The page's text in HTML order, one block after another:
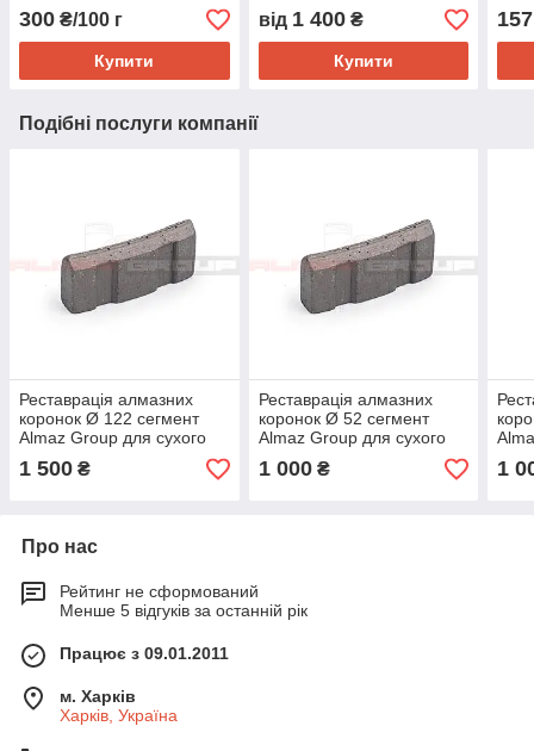
300 ₴/100 г
Купити
від 1 400₴
Купити
157
Подібні послуги компанії
Реставрація алмазних
коронок Ø 122 сегмент
Almaz Group для сухого
1 500 ₴
Реставрація алмазних
коронок Ø 52 сегмент
Almaz Group для сухого
1 000₴ 1
Про нас
Рейтинг не сформований
Менше 5 відгуків за останній рік
Працює з 09.01.2011
м. Харків
Харків, Україна